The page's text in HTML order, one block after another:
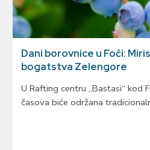
Dani borovnice u Foči:
bogatstva Zelengore
U Rafting centru „Bastasi“ kod
časova biće održana